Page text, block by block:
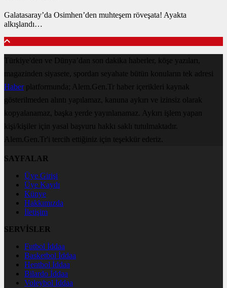
Galatasaray’da Osimhen’den muhteşem röveşata! Ayakta
alkışlandı…
Türkiye'den ve Dünya’dan son dakika haberler, köşe yazıları,
magazinden siyasete, spordan seyahate bütün konuların tek adresi
Haberplatformunda; Alem.Gen.Tr haber içerikleri kaynak
gösterilmeden alıntı yapılamaz, kanuna aykırı ve izinsiz olarak
kopyalanamaz, başka yerde yayınlanamaz. Aykırı işlem yapan
kişi/kişiler için yasal başvuru hakkı saklı tutulmaktadır.
Alem.Gen.Tr'i tercih ettiğiniz için teşekkür ederiz.
SAYFALAR
Üye Girişi
Üye Kaydı
Künye
Hakkımızda
İletişim
SERVİSLER
Futbol İddaa
Basketbol İddaa
Hentbol İddaa
Bilardo İddaa
Voleybol İddaa